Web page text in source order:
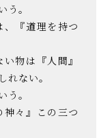
。
、『道理を持つ
物は『人間』
ない。
。
神々』この三つ